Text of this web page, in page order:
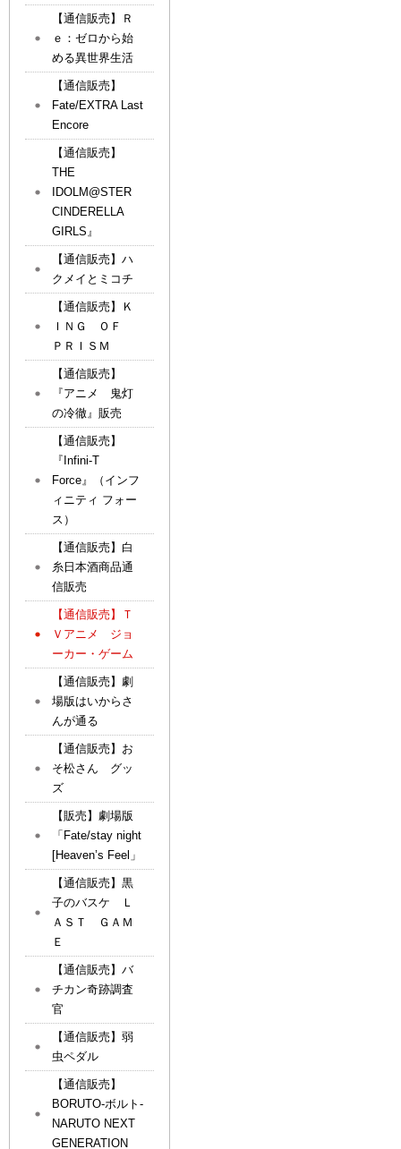
【通信販売】Ｒ
ｅ：ゼロから始
める異世界生活
【通信販売】
Fate/EXTRA Last
Encore
【通信販売】
THE
IDOLM@STER
CINDERELLA
GIRLS』
【通信販売】ハ
クメイとミコチ
【通信販売】Ｋ
ＩＮＧ ＯＦ
ＰＲＩＳＭ
【通信販売】
『アニメ 鬼灯
の冷徹』販売
【通信販売】
『Infini-T
Force』（インフ
ィニティ フォー
ス）
【通信販売】白
糸日本酒商品通
信販売
【通信販売】Ｔ
Ｖアニメ ジョ
ーカー・ゲーム
【通信販売】劇
場版はいからさ
んが通る
【通信販売】お
そ松さん グッ
ズ
【販売】劇場版
「Fate/stay night
[Heaven’s Feel」
【通信販売】黒
子のバスケ Ｌ
ＡＳＴ ＧＡＭ
Ｅ
【通信販売】バ
チカン奇跡調査
官
【通信販売】弱
虫ペダル
【通信販売】
BORUTO-ボルト-
NARUTO NEXT
GENERATION